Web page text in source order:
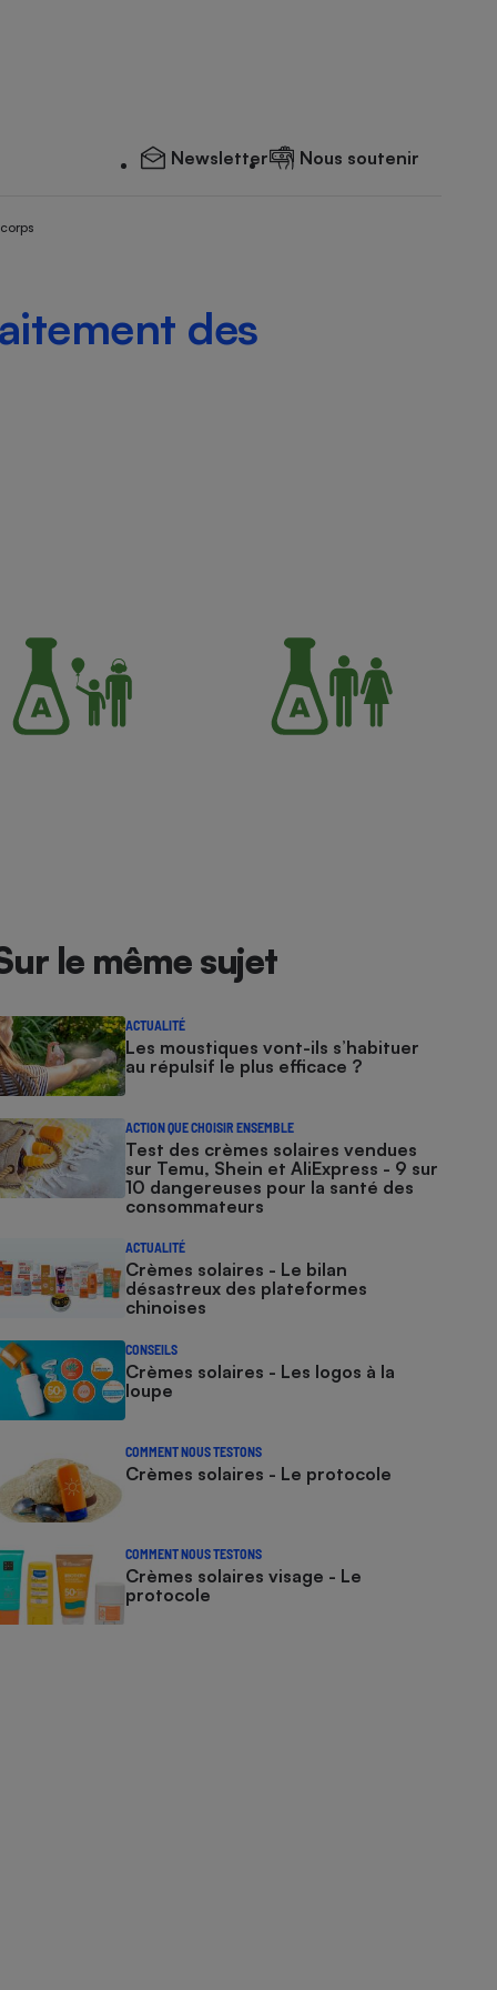
Newsletter Nous soutenir
des
le même sujet
ACTUALITÉ
Les moustiques vont-ils s’habituer
au répulsif le plus efficace ?
ACTION QUE CHOISIR ENSEMBLE
Test des crèmes solaires vendues
sur Temu, Shein et AliExpress - 9 sur
10 dangereuses pour la santé des
consommateurs
ACTUALITÉ
Crèmes solaires - Le bilan
désastreux des plateformes
chinoises
CONSEILS
Crèmes solaires - Les logos à la
loupe
COMMENT NOUS TESTONS
Crèmes solaires - Le protocole
COMMENT NOUS TESTONS
Crèmes solaires visage - Le
protocole